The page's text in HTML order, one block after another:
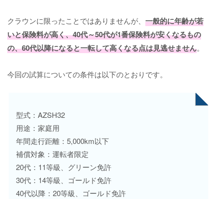
クラウンに限ったことではありませんが、 一般的に年齢が若
いと保険料が高く、40代～50代が1番保険料が安くなるもの
の、60代以降になると一転して高くなる点は見逃せません。
今回の試算についての条件は以下のとおりです。
型式：AZSH32
用途：家庭用
年間走行距離：5,000km以下
補償対象：運転者限定
20代：11等級、グリーン免許
30代：14等級、ゴールド免許
40代以降：20等級、ゴールド免許